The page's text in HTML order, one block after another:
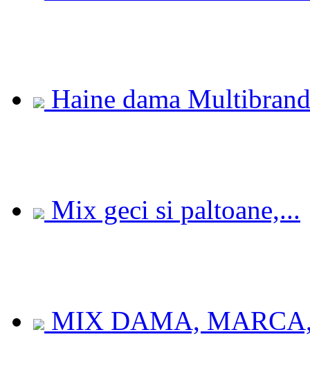
Haine dama
Mix geci si paltoane,...
MIX DAMA,